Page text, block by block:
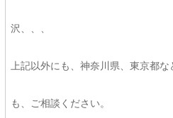
沢、、、
上記以外にも、神奈川県、東京都
も、ご相談ください。